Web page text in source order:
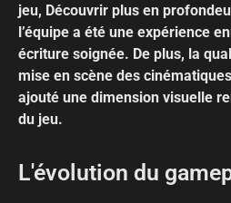
jeu, Découvrir plus en
l’équipe a été une expérience
écriture soignée. De plus, la
mise en scène des
ajouté une dimension visuelle
du jeu.
L'évolution du